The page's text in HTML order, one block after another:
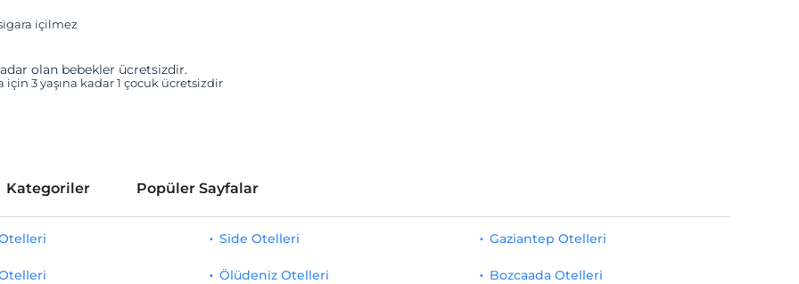
içilmez
olan bebekler ücretsizdir.
için 3 yaşına kadar 1 çocuk ücretsizdir
Kategoriler Popüler Sayfalar
Side Otelleri
Ölüdeniz Otelleri
Gaziantep Otelleri
Bozcaada Otelleri